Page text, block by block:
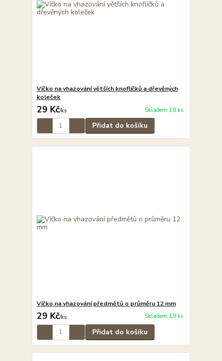
Víčko na vhazování větších knoflíčků a dřevěných
koleček
29 Kč/ks Skladem 18 ks
Přidat do košíku
Víčko na vhazování předmětů o průměru 12 mm
29 Kč/ks Skladem 19 ks
Přidat do košíku